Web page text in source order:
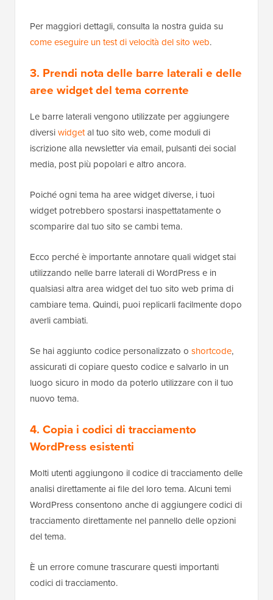
Per maggiori dettagli, consulta la nostra guida su
come eseguire un test di velocità del sito web.
3. Prendi nota delle barre laterali e delle
aree widget del tema corrente
Le barre laterali vengono utilizzate per aggiungere
diversiwidgetal tuo sito web, come moduli di
iscrizione alla newsletter via email, pulsanti dei social
media, post più popolari e altro ancora.
Poiché ogni tema ha aree widget diverse, i tuoi
widget potrebbero spostarsi inaspettatamente o
scomparire dal tuo sito se cambi tema.
Ecco perché è importante annotare quali widget stai
utilizzando nelle barre laterali di WordPress e in
qualsiasi altra area widget del tuo sito web prima di
cambiare tema. Quindi, puoi replicarli facilmente dopo
averli cambiati.
Se hai aggiunto codice personalizzato o shortcode,
assicurati di copiare questo codice e salvarlo in un
luogo sicuro in modo da poterlo utilizzare con il tuo
nuovo tema.
4. Copia i codici di tracciamento
WordPress esistenti
Molti utenti aggiungono il codice di tracciamento delle
analisi direttamente ai file del loro tema. Alcuni temi
WordPress consentono anche di aggiungere codici di
tracciamento direttamente nel pannello delle opzioni
del tema.
È un errore comune trascurare questi importanti
codici di tracciamento.